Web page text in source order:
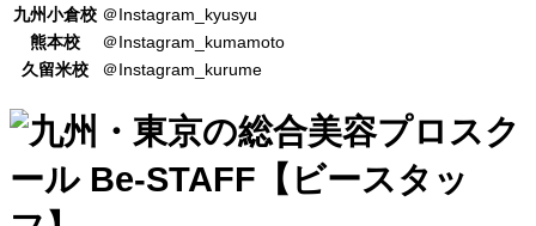
九州小倉校 ＠Instagram_kyusyu
熊本校
＠Instagram_kumamoto
久留米校
＠Instagram_kurume